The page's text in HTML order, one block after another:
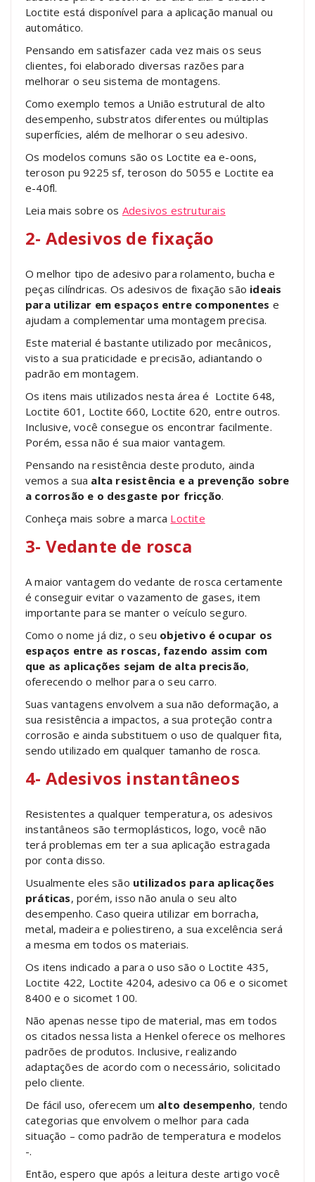
Loctite está disponível para a aplicação manual ou
automático.
Pensando em satisfazer cada vez mais os seus
clientes, foi elaborado diversas razões para
melhorar o seu sistema de montagens.
Como exemplo temos a União estrutural de alto
desempenho, substratos diferentes ou múltiplas
superfícies, além de melhorar o seu adesivo.
Os modelos comuns são os Loctite ea e-oons,
teroson pu 9225 sf, teroson do 5055 e Loctite ea
e-40fl.
Leia mais sobre os Adesivos estruturais
2- Adesivos de fixação
O melhor tipo de adesivo para rolamento, bucha e
peças cilíndricas. Os adesivos de fixação são ideais
para utilizar em espaços entre componentes e
ajudam a complementar uma montagem precisa.
Este material é bastante utilizado por mecânicos,
visto a sua praticidade e precisão, adiantando o
padrão em montagem.
Os itens mais utilizados nesta área é Loctite 648,
Loctite 601, Loctite 660, Loctite 620, entre outros.
Inclusive, você consegue os encontrar facilmente.
Porém, essa não é sua maior vantagem.
Pensando na resistência deste produto, ainda
vemos a sua alta resistência e a prevenção sobre
a corrosão e o desgaste por fricção.
Conheça mais sobre a marca Loctite
3- Vedante de rosca
A maior vantagem do vedante de rosca certamente
é conseguir evitar o vazamento de gases, item
importante para se manter o veículo seguro.
Como o nome já diz, o seu objetivo é ocupar os
espaços entre as roscas, fazendo assim com
que as aplicações sejam de alta precisão,
oferecendo o melhor para o seu carro.
Suas vantagens envolvem a sua não deformação, a
sua resistência a impactos, a sua proteção contra
corrosão e ainda substituem o uso de qualquer fita,
sendo utilizado em qualquer tamanho de rosca.
4- Adesivos instantâneos
Resistentes a qualquer temperatura, os adesivos
instantâneos são termoplásticos, logo, você não
terá problemas em ter a sua aplicação estragada
por conta disso.
Usualmente eles são utilizados para aplicações
práticas, porém, isso não anula o seu alto
desempenho. Caso queira utilizar em borracha,
metal, madeira e poliestireno, a sua excelência será
a mesma em todos os materiais.
Os itens indicado a para o uso são o Loctite 435,
Loctite 422, Loctite 4204, adesivo ca 06 e o sicomet
8400 e o sicomet 100.
Não apenas nesse tipo de material, mas em todos
os citados nessa lista a Henkel oferece os melhores
padrões de produtos. Inclusive, realizando
adaptações de acordo com o necessário, solicitado
pelo cliente.
De fácil uso, oferecem um alto desempenho, tendo
categorias que envolvem o melhor para cada
situação – como padrão de temperatura e modelos
-.
Então, espero que após a leitura deste artigo você